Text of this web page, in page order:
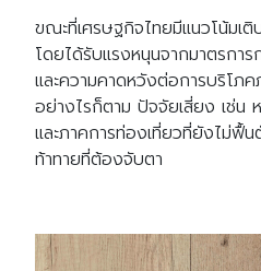
ขณะที่เศรษฐกิจไทยมีแนวโน้มเ
โดยได้รับแรงหนุนจากมาตรกา
และความคาดหวังต่อการบริโภ
อย่างไรก็ตาม ปัจจัยเสี่ยง เช่น
และภาคการท่องเที่ยวที่ยังไม่ฟื้
ท้าทายที่ต้องจับตา